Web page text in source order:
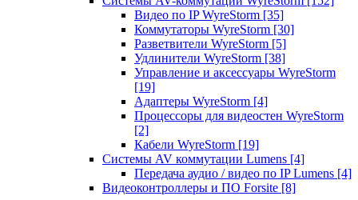
Видео по IP WyreStorm [35]
Коммутаторы WyreStorm [30]
Разветвители WyreStorm [5]
Удлинители WyreStorm [38]
Управление и аксессуары WyreStorm
[19]
Адаптеры WyreStorm [4]
Процессоры для видеостен WyreStorm
[2]
Кабели WyreStorm [19]
Системы AV коммутации Lumens [4]
Передача аудио / видео по IP Lumens [4]
Видеоконтроллеры и ПО Forsite [8]